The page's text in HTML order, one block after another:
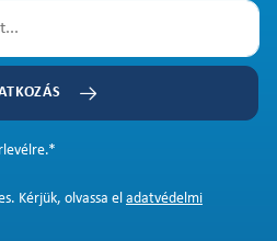
*
Kérjük, olvassa el adatvédelmi